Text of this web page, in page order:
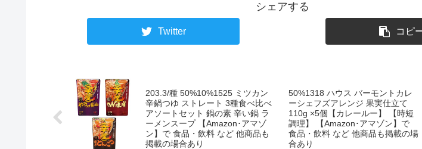
シェアする
Twitter コピ
203.3/種 50%10%1525 ミツカン
辛鍋つゆ ストレート 3種食べ比べ
アソートセット 鍋の素 辛い鍋 ラ
ーメンスープ 【Amazon･アマゾ
ン】で 食品・飲料 など 他商品も
掲載の場合あり
50%1318 ハウス バーモントカレ
ーシェフズアレンジ 果実仕立て
110g ×5個【カレールー】 【時短
調理】 【Amazon･アマゾン】で
食品・飲料 など 他商品も掲載の場
合あり